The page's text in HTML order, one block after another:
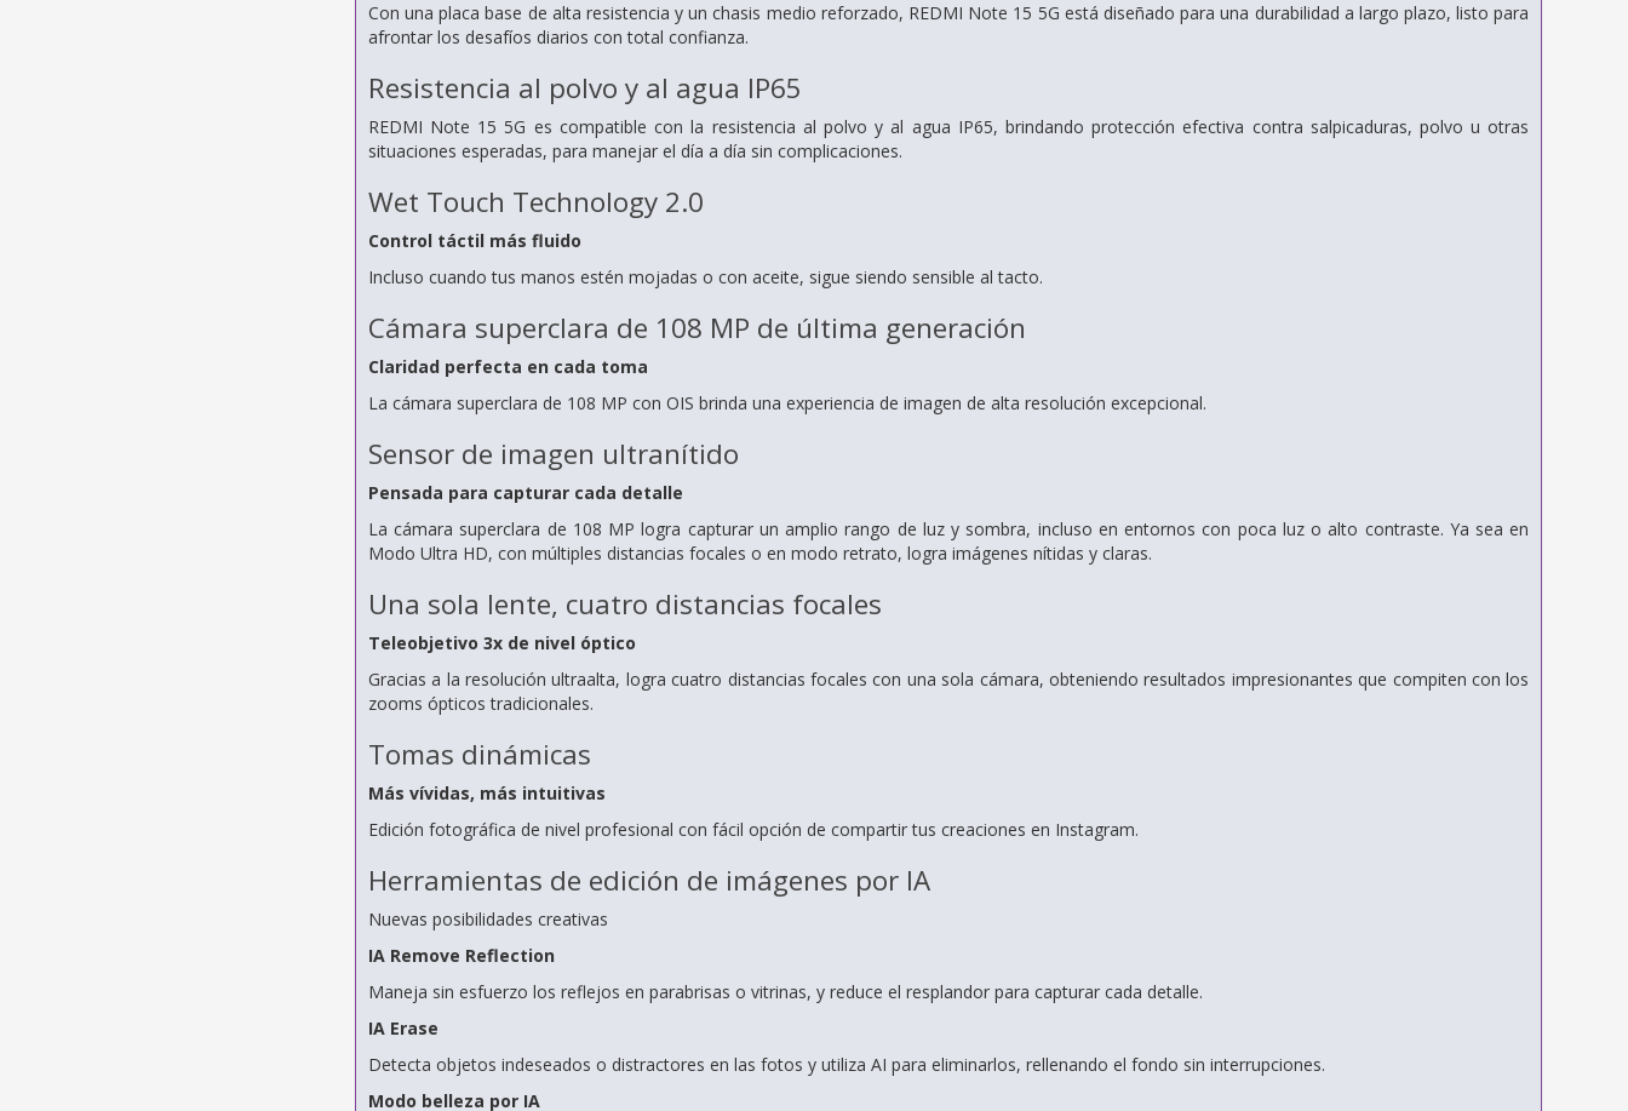
Con una placa base de alta resistencia y un chasis medio reforzado, REDMI Note 15 5G está diseñado para una durabilidad a largo plazo, listo para
afrontar los desafíos diarios con total confianza.
Resistencia al polvo y al agua IP65
REDMI Note 15 5G es compatible con la resistencia al polvo y al agua IP65, brindando protección efectiva contra salpicaduras, polvo u otras
situaciones esperadas, para manejar el día a día sin complicaciones.
Wet Touch Technology 2.0
Control táctil más fluido
Incluso cuando tus manos estén mojadas o con aceite, sigue siendo sensible al tacto.
Cámara superclara de 108 MP de última generación
Claridad perfecta en cada toma
La cámara superclara de 108 MP con OIS brinda una experiencia de imagen de alta resolución excepcional.
Sensor de imagen ultranítido
Pensada para capturar cada detalle
La cámara superclara de 108 MP logra capturar un amplio rango de luz y sombra, incluso en entornos con poca luz o alto contraste. Ya sea en
Modo Ultra HD, con múltiples distancias focales o en modo retrato, logra imágenes nítidas y claras.
Una sola lente, cuatro distancias focales
Teleobjetivo 3x de nivel óptico
Gracias a la resolución ultraalta, logra cuatro distancias focales con una sola cámara, obteniendo resultados impresionantes que compiten con los
zooms ópticos tradicionales.
Tomas dinámicas
Más vívidas, más intuitivas
Edición fotográfica de nivel profesional con fácil opción de compartir tus creaciones en Instagram.
Herramientas de edición de imágenes por IA
Nuevas posibilidades creativas
IA Remove Reflection
Maneja sin esfuerzo los reflejos en parabrisas o vitrinas, y reduce el resplandor para capturar cada detalle.
IA Erase
Detecta objetos indeseados o distractores en las fotos y utiliza AI para eliminarlos, rellenando el fondo sin interrupciones.
Modo belleza por IA